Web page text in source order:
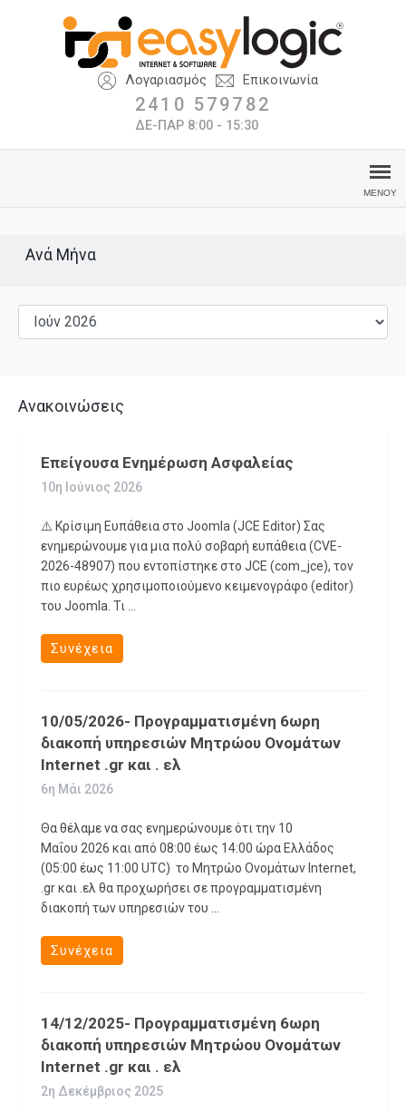
Λογαριασμός Επικοινωνία
2410 579782
ΔΕ-ΠΑΡ 8:00 - 15:30
Ανά Μήνα
Ανακοινώσεις
Επείγουσα Ενημέρωση Ασφαλείας
10η Ιούνιος 2026
⚠️ Κρίσιμη Ευπάθεια στο Joomla (JCE Editor) Σας
ενημερώνουμε για μια πολύ σοβαρή ευπάθεια (CVE-
2026-48907) που εντοπίστηκε στο JCE (com_jce), τον
πιο ευρέως χρησιμοποιούμενο κειμενογράφο (editor)
του Joomla. Τι ...
Συνέχεια
10/05/2026- Προγραμματισμένη 6ωρη
διακοπή υπηρεσιών Μητρώου Ονομάτων
Internet .gr και . ελ
6η Μάι 2026
Θα θέλαμε να σας ενημερώνουμε ότι την 10
Μαΐου 2026 και από 08:00 έως 14:00 ώρα Ελλάδος
(05:00 έως 11:00 UTC) το Μητρώο Ονομάτων Internet,
.gr και .ελ θα προχωρήσει σε προγραμματισμένη
διακοπή των υπηρεσιών του ...
Συνέχεια
14/12/2025- Προγραμματισμένη 6ωρη
διακοπή υπηρεσιών Μητρώου Ονομάτων
Internet .gr και . ελ
2η Δεκέμβριος 2025